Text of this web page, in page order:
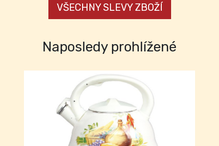
VŠECHNY SLEVY ZBOŽÍ
Naposledy prohlížené